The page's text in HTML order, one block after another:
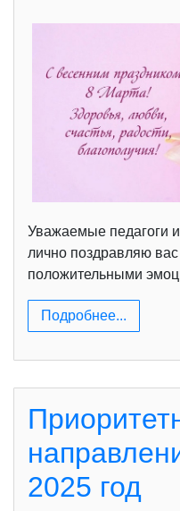
Уважаемые педагоги и
лично поздравляю
положительными
Подробнее...
2025 год